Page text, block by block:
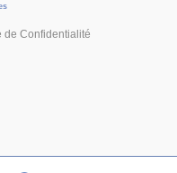
de Confidentialité